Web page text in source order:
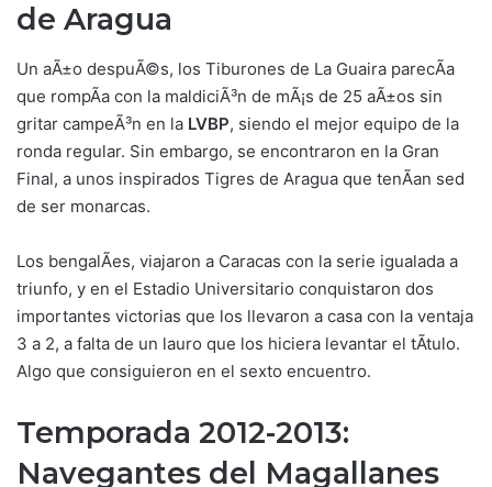
de Aragua
Un aÃ±o despuÃ©s, los Tiburones de La Guaira parecÃ­a
que rompÃ­a con la maldiciÃ³n de mÃ¡s de 25 aÃ±os sin
gritar campeÃ³n en la LVBP, siendo el mejor equipo de la
ronda regular. Sin embargo, se encontraron en la Gran
Final, a unos inspirados Tigres de Aragua que tenÃ­an sed
de ser monarcas.
Los bengalÃ­es, viajaron a Caracas con la serie igualada a
triunfo, y en el Estadio Universitario conquistaron dos
importantes victorias que los llevaron a casa con la ventaja
3 a 2, a falta de un lauro que los hiciera levantar el tÃ­tulo.
Algo que consiguieron en el sexto encuentro.
Temporada 2012-2013:
Navegantes del Magallanes